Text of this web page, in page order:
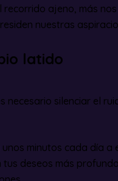
recorrido ajeno, más
nuestras
latido
necesario silenciar el
unos minutos cada día a
deseos más